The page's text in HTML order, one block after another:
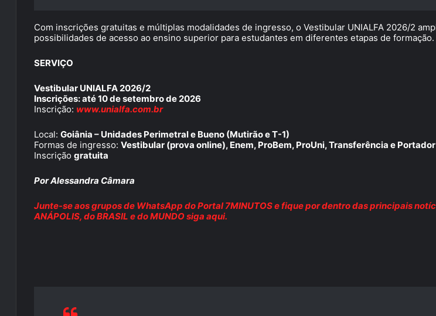
Com inscrições gratuitas e múltiplas modalidades de ingresso, o Vestibular UNIALFA 2026/2
possibilidades de acesso ao ensino superior para estudantes em diferentes etapas de formação.
SERVIÇO
Vestibular UNIALFA 2026/2
Inscrições: até 10 de setembro de 2026
Inscrição: www.unialfa.com.br
Local: Goiânia – Unidades Perimetral e Bueno (Mutirão e T-1)
Formas de ingresso: Vestibular (prova online), Enem, ProBem, ProUni, Transferência e
Inscrição gratuita
Por Alessandra Câmara
Junte-se aos grupos de WhatsApp do Portal 7MINUTOS e fique por dentro das principais
ANÁPOLIS, do BRASIL e do MUNDO siga aqui.